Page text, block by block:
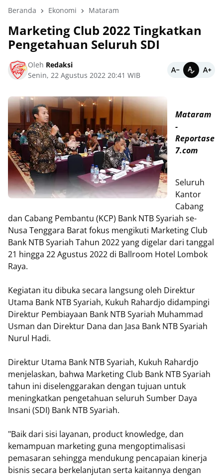
Beranda Ekonomi Mataram
Marketing Club 2022 Tingkatkan
Pengetahuan Seluruh SDI
Oleh Redaksi
Senin, 22 Agustus 2022 20:41 WIB
Mataram
-
Reportase
7.com
Seluruh
Kantor
Cabang
dan Cabang Pembantu (KCP) Bank NTB Syariah se-
Nusa Tenggara Barat fokus mengikuti Marketing Club
Bank NTB Syariah Tahun 2022 yang digelar dari tanggal
21 hingga 22 Agustus 2022 di Ballroom Hotel Lombok
Raya.
Kegiatan itu dibuka secara langsung oleh Direktur
Utama Bank NTB Syariah, Kukuh Rahardjo didampingi
Direktur Pembiayaan Bank NTB Syariah Muhammad
Usman dan Direktur Dana dan Jasa Bank NTB Syariah
Nurul Hadi.
Direktur Utama Bank NTB Syariah, Kukuh Rahardjo
menjelaskan, bahwa Marketing Club Bank NTB Syariah
tahun ini diselenggarakan dengan tujuan untuk
meningkatkan pengetahuan seluruh Sumber Daya
Insani (SDI) Bank NTB Syariah.
"Baik dari sisi layanan, product knowledge, dan
kemampuan marketing guna mengoptimalisasi
pemasaran sehingga mendukung pencapaian kinerja
bisnis secara berkelanjutan serta kaitannya dengan